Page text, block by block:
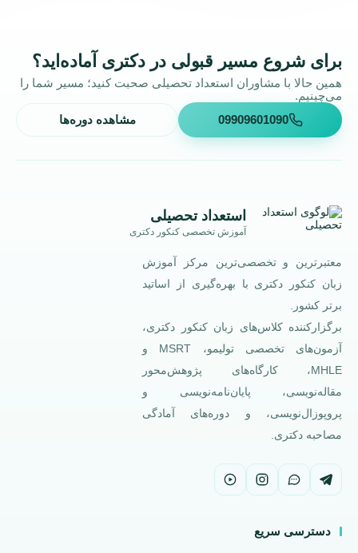
برای شروع مسیر قبولی در دکتری آماده‌اید؟
همین حالا با مشاوران استعداد تحصیلی صحبت کنید؛ مسیر شما را
می‌چینیم.
09909601090 مشاهده دوره‌ها
استعداد تحصیلی
آموزش تخصصی کنکور دکتری
معتبرترین و تخصصی‌ترین مرکز آموزش
زبان کنکور دکتری با بهره‌گیری از اساتید
برتر کشور.
برگزارکننده کلاس‌های زبان کنکور دکتری،
آزمون‌های تخصصی تولیمو، MSRT و
MHLE، کارگاه‌های پژوهش‌محور
مقاله‌نویسی، پایان‌نامه‌نویسی و
پروپوزال‌نویسی، و دوره‌های آمادگی
مصاحبه دکتری.
دسترسی سریع